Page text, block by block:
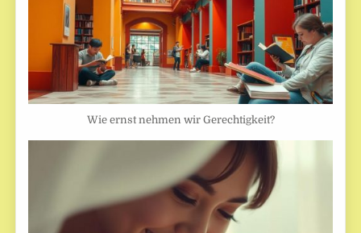
Wie ernst nehmen wir Gerechtigkeit?